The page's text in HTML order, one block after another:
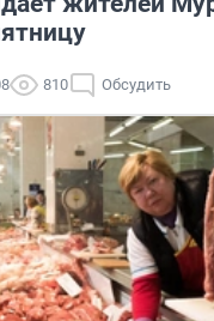
810 Обсудить